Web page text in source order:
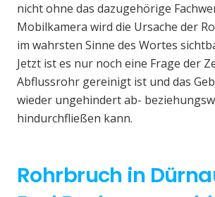
nicht ohne das dazugehörige
Mobilkamera wird die Ursache der
im wahrsten Sinne des Wortes
Jetzt ist es nur noch eine Frage der
Abflussrohr gereinigt ist und das
wieder ungehindert ab-
hindurchfließen kann.
Rohrbruch in